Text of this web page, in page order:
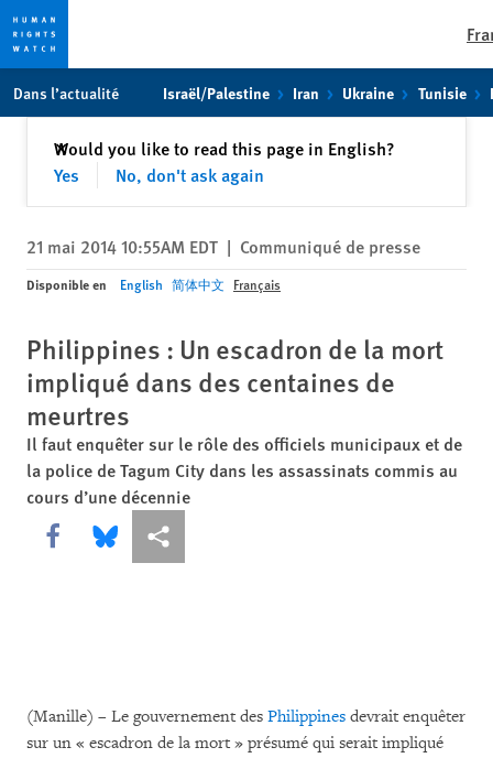
toto
content
Dans l’actualité Israël/Palestine Iran Ukraine Tunisie
Would you like to read this page in English?
Yes
No, don't ask again
✕Fermer
21 mai 2014 10:55AM EDT | Communiqué de presse
Disponible en English 简体中文 Français
Philippines : Un escadron de la mort
impliqué dans des centaines de
meurtres
Il faut enquêter sur le rôle des officiels municipaux et de
la police de Tagum City dans les assassinats commis au
cours d’une décennie
Share this via Facebook
Share this via Bluesky
Share this via Partagez
(Manille) – Le gouvernement des Philippines devrait enquêter
sur un « escadron de la mort » présumé qui serait impliqué